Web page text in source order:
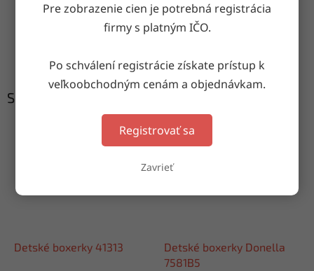
Pre zobrazenie cien je potrebná registrácia
firmy s platným IČO.
Po schválení registrácie získate prístup k
veľkoobchodným cenám a objednávkam.
Registrovať sa
Zavrieť
Súvisiaci tovar
Detské boxerky 41313
Detské boxerky Donella
7581B5